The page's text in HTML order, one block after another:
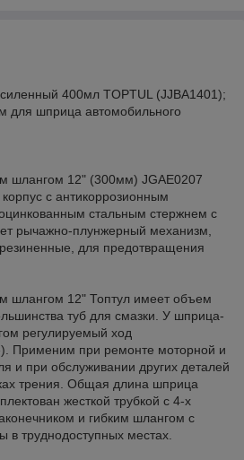
400мл TOPTUL (JJBA1401);
для шприца автомобильного
шлангом 12" (300мм) JGAE0207
c антикоррозионным
стальным стержнем с
рычажно-плунжерный механизм,
для предотвращения
шлангом 12" Топтул имеет объем
туб для смазки. У шприца-
регулируемый ход
Применим при ремонте моторной и
и при обслуживании других деталей
трения. Общая длина шприца
жесткой трубкой с 4-х
и гибким шлангом с
в труднодоступных местах.